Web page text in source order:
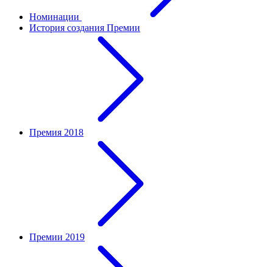
Номинации
История создания Премии
Премия 2018
Премии 2019